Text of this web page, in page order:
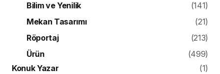
Bilim ve Yenilik
(141)
Mekan Tasarımı
(21)
Röportaj
(213)
Ürün
(499)
Konuk Yazar
(1)